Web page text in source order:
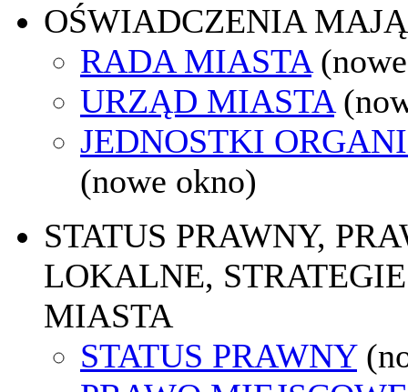
OŚWIADCZENIA
RADA MIASTA
URZĄD MIASTA
JEDNOSTKI
(nowe okno)
STATUS PRAWNY,
LOKALNE,
MIASTA
STATUS PRAWNY